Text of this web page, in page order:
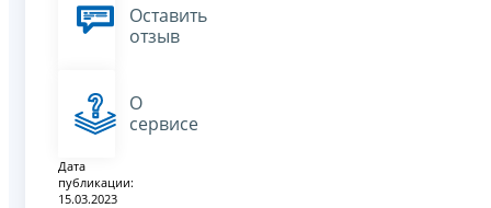
Оставить
отзыв
О
сервисе
Дата
публикации:
15.03.2023